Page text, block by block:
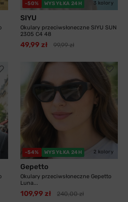
-50% WYSYŁKA 24H 3 kolory
SIYU
Okulary przeciwsłoneczne SIYU SUN
2305 C4 48
49,99 zł 99,99 zł
-54% WYSYŁKA 24H 2 kolory
Gepetto
Okulary przeciwsłoneczne Gepetto
Luna...
109,99 zł 240,00 zł